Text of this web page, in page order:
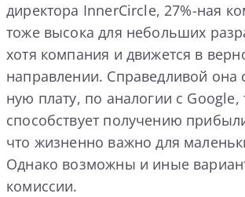
директора InnerCircle, 27%-ная
тоже высока для небольших
хотя компания и движется в
направлении. Справедливой она
ную плату, по аналогии с Google,
способствует получению
что жизненно важно для
Однако возможны и иные
комиссии.